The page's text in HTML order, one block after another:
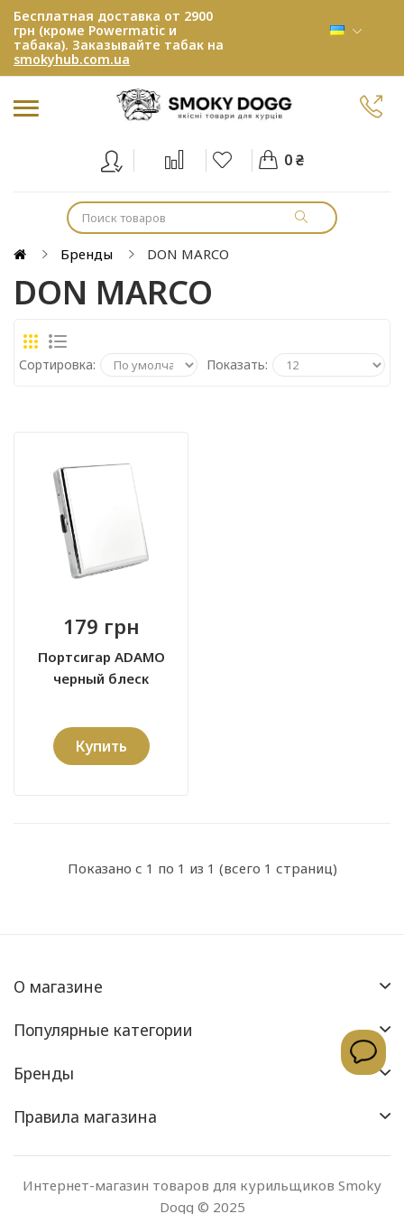
Бесплатная доставка от 2900
грн (кроме Powermatic и
табака). Заказывайте табак на
smokyhub.com.ua
0 ₴
Бренды DON MARCO
DON MARCO
Сортировка: Показать:
179 грн
Портсигар ADAMO
черный блеск
Купить
Показано с 1 по 1 из 1 (всего 1 страниц)
О магазине
Популярные категории
Бренды
Правила магазина
Интернет-магазин товаров для курильщиков Smoky
Dogg © 2025